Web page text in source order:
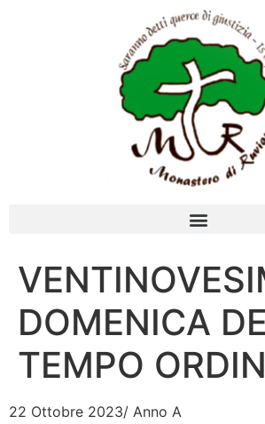
DOMENICA
TEMPO
22 Ottobre 2023/ Anno A